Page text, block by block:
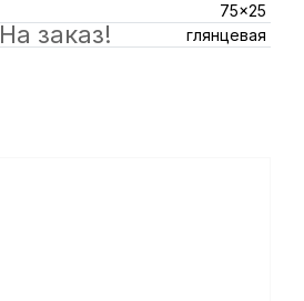
75x25
глянцевая
На заказ!